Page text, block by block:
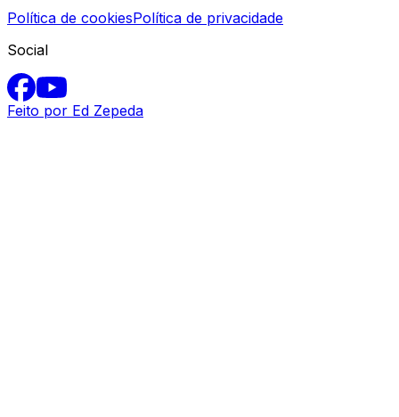
Política de cookiesPolítica de privacidade
Social
Feito por Ed Zepeda